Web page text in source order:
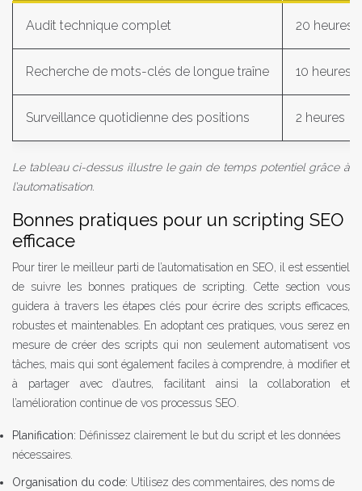
Audit technique complet 20 heures
Recherche de mots-clés de longue traîne 10 heures
Surveillance quotidienne des positions 2 heures
Le tableau ci-dessus illustre le gain de temps potentiel grâce à
l’automatisation.
Bonnes pratiques pour un scripting SEO
efficace
Pour tirer le meilleur parti de l’automatisation en SEO, il est essentiel
de suivre les bonnes pratiques de scripting. Cette section vous
guidera à travers les étapes clés pour écrire des scripts efficaces,
robustes et maintenables. En adoptant ces pratiques, vous serez en
mesure de créer des scripts qui non seulement automatisent vos
tâches, mais qui sont également faciles à comprendre, à modifier et
à partager avec d’autres, facilitant ainsi la collaboration et
l’amélioration continue de vos processus SEO.
Planification: Définissez clairement le but du script et les données
nécessaires.
Organisation du code: Utilisez des commentaires, des noms de